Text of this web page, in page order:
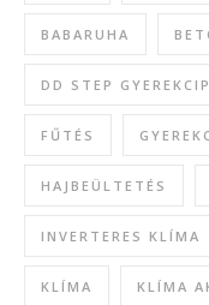
BABARUHA
DD STEP
FŰTÉS
HAJBEÜLTETÉS
INVERTERES KLÍMA
KLÍMA KLÍMA